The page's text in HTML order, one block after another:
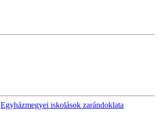
Egyházmegyei iskolások zarándoklata